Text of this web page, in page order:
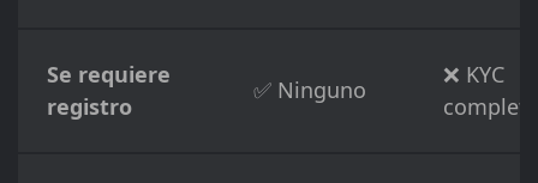
Se requiere
registro
✅ Ninguno
❌ KYC